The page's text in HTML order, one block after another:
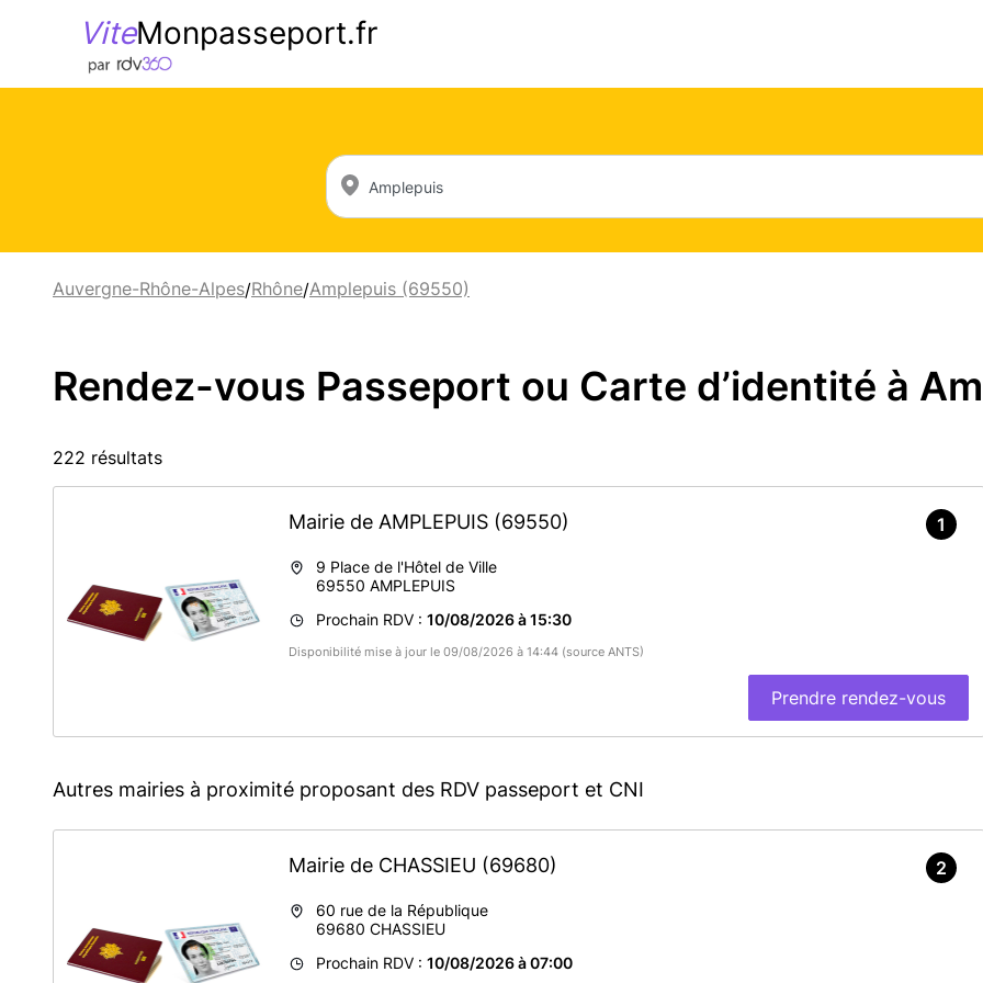
ViteMonpasseport.fr
Auvergne-Rhône-Alpes/Rhône/Amplepuis (69550)
Rendez-vous Passeport ou Carte d’identité à
222 résultats
Mairie de AMPLEPUIS (69550)
9 Place de l'Hôtel de Ville
69550 AMPLEPUIS
Prochain RDV : 10/08/2026 à 15:30
Disponibilité mise à jour le 09/08/2026 à 14:44 (source ANTS)
Prendre rendez-vous
1
Autres mairies à proximité proposant des RDV passeport et CNI
Mairie de CHASSIEU (69680)
60 rue de la République
69680 CHASSIEU
Prochain RDV : 10/08/2026 à 07:00
2